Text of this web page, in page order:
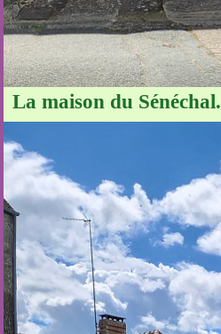
La maison du Sénéchal.